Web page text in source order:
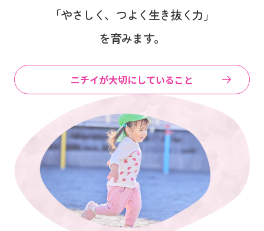
「やさしく、つよく生き抜く力」
を育みます。
ニチイが大切にしていること